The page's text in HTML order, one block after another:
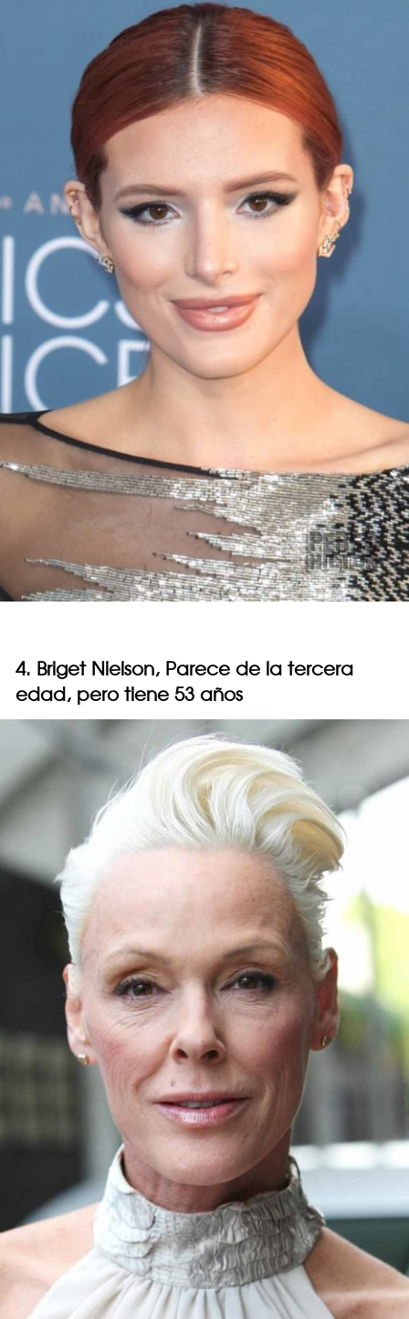
4. Briget Nielson, Parece de la tercera
edad, pero tiene 53 años